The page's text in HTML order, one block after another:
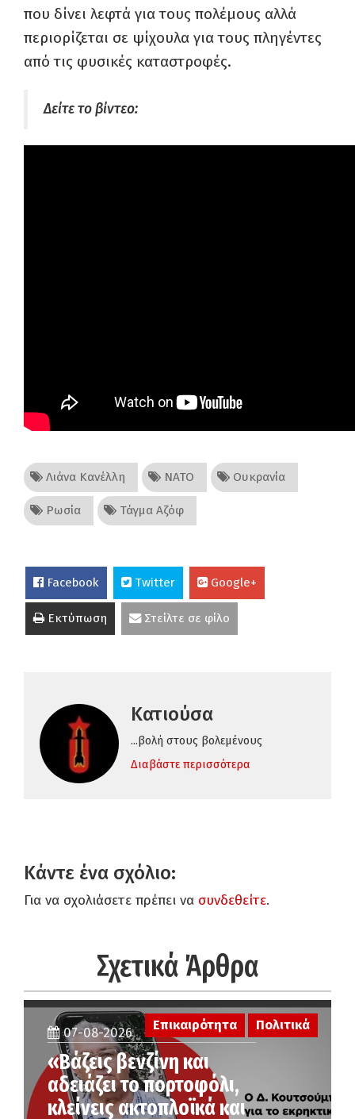
που δίνει λεφτά για τους πολέμους αλλά
περιορίζεται σε ψίχουλα για τους πληγέντες
από τις φυσικές καταστροφές.
Δείτε το βίντεο:
Λιάνα Κανέλλη ΝΑΤΟ Ουκρανία
Ρωσία Τάγμα Αζόφ
Facebook Twitter Google+
Εκτύπωση Στείλτε σε φίλο
Κατιούσα
...βολή στους βολεμένους
Διαβάστε περισσότερα
Κάντε ένα σχόλιο:
Για να σχολιάσετε πρέπει να συνδεθείτε.
Σχετικά Άρθρα
Επικαιρότητα Πολιτικά
07-08-2026
«Βάζεις βενζίνη και
αδειάζει το πορτοφόλι,
κλείνεις ακτοπλοϊκά και